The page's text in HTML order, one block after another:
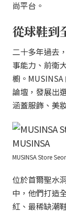
尚平台。
從球鞋到
二十多年過去
事能力、前衛
櫥。
論壇，發展出
涵蓋服飾、美
MUSINSA Store
位於首爾聖水
中，他們打造
紅、最稀缺潮